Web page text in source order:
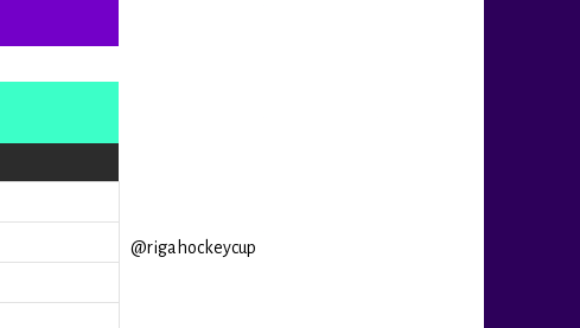
@rigahockeycup